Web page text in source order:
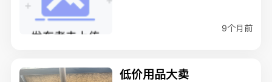
9个月前
低价用品大卖